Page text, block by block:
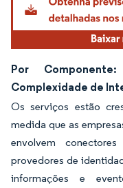
Por
Complexidade de
Os serviços estão
medida que as
envolvem
provedores de
informações e